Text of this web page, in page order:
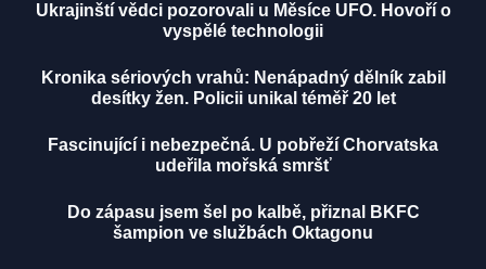
Ukrajinští vědci pozorovali u Měsíce UFO. Hovoří o
vyspělé technologii
Kronika sériových vrahů: Nenápadný dělník zabil
desítky žen. Policii unikal téměř 20 let
Fascinující i nebezpečná. U pobřeží Chorvatska
udeřila mořská smršť
Do zápasu jsem šel po kalbě, přiznal BKFC
šampion ve službách Oktagonu